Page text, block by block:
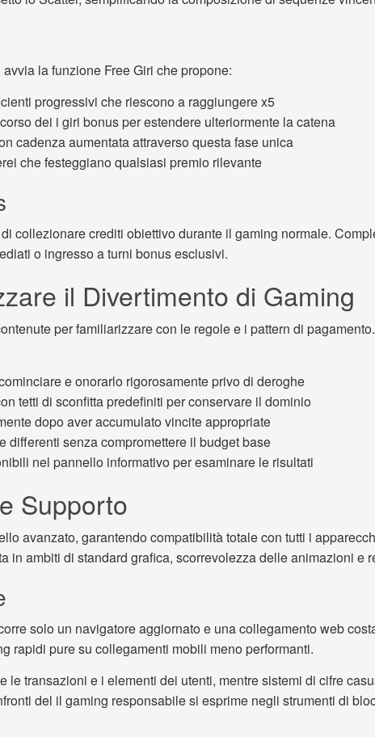
la funzione Free Giri che propone:
progressivi che riescono a raggiungere x5
dei i giri bonus per estendere ulteriormente la catena
cadenza aumentata attraverso questa fase unica
che festeggiano qualsiasi premio rilevante
collezionare crediti obiettivo durante il gaming normale.
o ingresso a turni bonus esclusivi.
il Divertimento di Gaming
per familiarizzare con le regole e i pattern di
e onorarlo rigorosamente privo di deroghe
tetti di sconfitta predefiniti per conservare il dominio
dopo aver accumulato vincite appropriate
differenti senza compromettere il budget base
nel pannello informativo per esaminare le risultati
Supporto
avanzato, garantendo compatibilità totale con tutti i
in ambiti di standard grafica, scorrevolezza delle animazioni e
solo un navigatore aggiornato e una collegamento web
rapidi pure su collegamenti mobili meno performanti.
le transazioni e i elementi dei utenti, mentre sistemi di cifre
del il gaming responsabile si esprime negli strumenti di